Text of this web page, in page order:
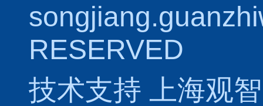
RESERVED
技术支持
上海观